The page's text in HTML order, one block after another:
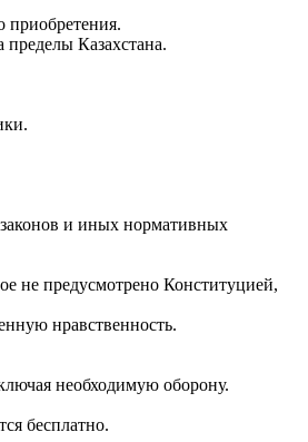
приобретения.
Казахстана.
и иных нормативных
не предусмотрено Конституцией,
нравственность.
необходимую оборону.
бесплатно.